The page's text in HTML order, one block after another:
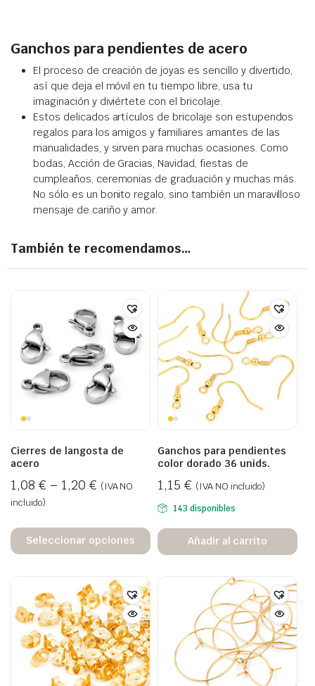
Ganchos para pendientes de acero
El proceso de creación de joyas es sencillo y divertido,
así que deja el móvil en tu tiempo libre, usa tu
imaginación y diviértete con el bricolaje.
Estos delicados artículos de bricolaje son estupendos
regalos para los amigos y familiares amantes de las
manualidades, y sirven para muchas ocasiones. Como
bodas, Acción de Gracias, Navidad, fiestas de
cumpleaños, ceremonias de graduación y muchas más.
No sólo es un bonito regalo, sino también un maravilloso
mensaje de cariño y amor.
También te recomendamos…
Cierres de langosta de
acero
1,08 € – 1,20 € (IVA NO
incluido)
Seleccionar opciones
Ganchos para pendientes
color dorado 36 unids.
1,15 € (IVA NO incluido)
143 disponibles
Añadir al carrito